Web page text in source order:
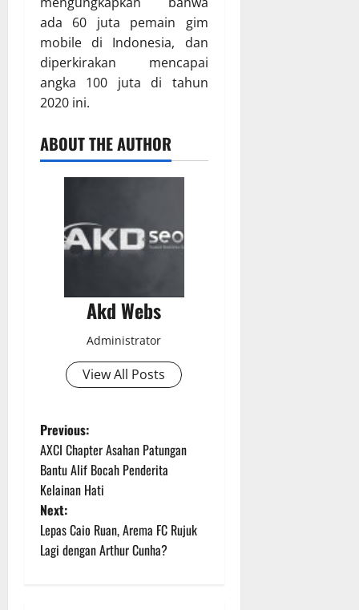
ada 60 juta pemain gim
mobile di Indonesia, dan
diperkirakan mencapai
angka 100 juta di tahun
2020 ini.
ABOUT THE AUTHOR
Akd Webs
Administrator
View All Posts
P
o
s
t
Previous:
AXCI Chapter Asahan Patungan
Bantu Alif Bocah Penderita
Kelainan Hati
Next:
Lepas Caio Ruan, Arema FC Rujuk
Lagi dengan Arthur Cunha?